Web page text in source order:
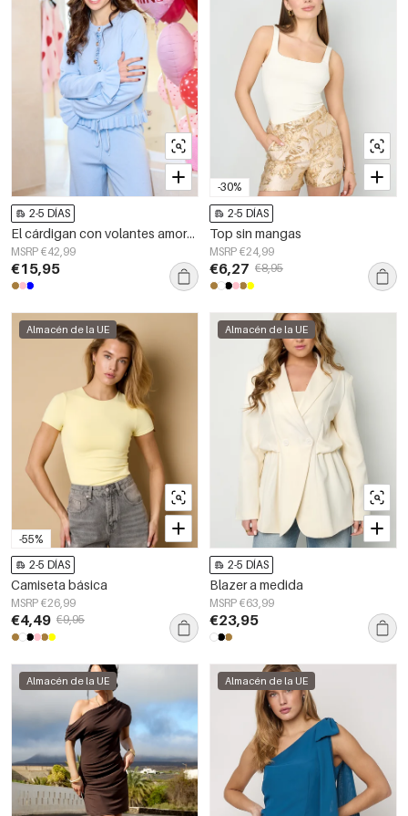
2-5 DÍAS
El cárdigan con volantes amorosos
MSRP €42,99
€15,95
-30%
2-5 DÍAS
Top sin mangas
MSRP €24,99
€6,27 €8,95
-55%
Almacén de la UE
2-5 DÍAS
Camiseta básica
MSRP €26,99
€4,49 €9,95
Almacén de la UE
2-5 DÍAS
Blazer a medida
MSRP €63,99
€23,95
Almacén de la UE Almacén de la UE